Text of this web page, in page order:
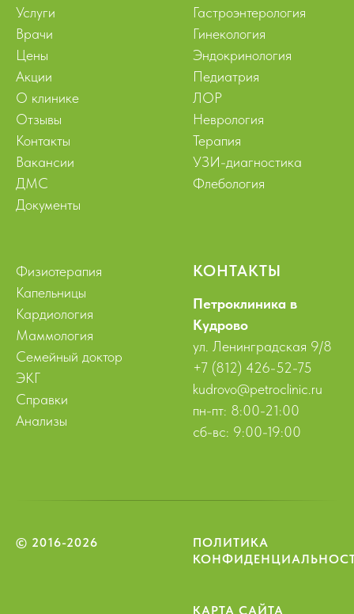
Услуги
Врачи
Цены
Акции
О клинике
Отзывы
Контакты
Вакансии
ДМС
Документы
Гастроэнтерология
Гинекология
Эндокринология
Педиатрия
ЛОР
Неврология
Терапия
УЗИ-диагностика
Флебология
Физиотерапия
Капельницы
Кардиология
Маммология
Семейный доктор
ЭКГ
Справки
Анализы
КОНТАКТЫ
Петроклиника в
Кудрово
ул. Ленинградская 9/8
+7 (812) 426-52-75
kudrovo@petroclinic.ru
пн-пт: 8:00-21:00
сб-вс: 9:00-19:00
© 2016-2026
ПОЛИТИКА
КАРТА САЙТА